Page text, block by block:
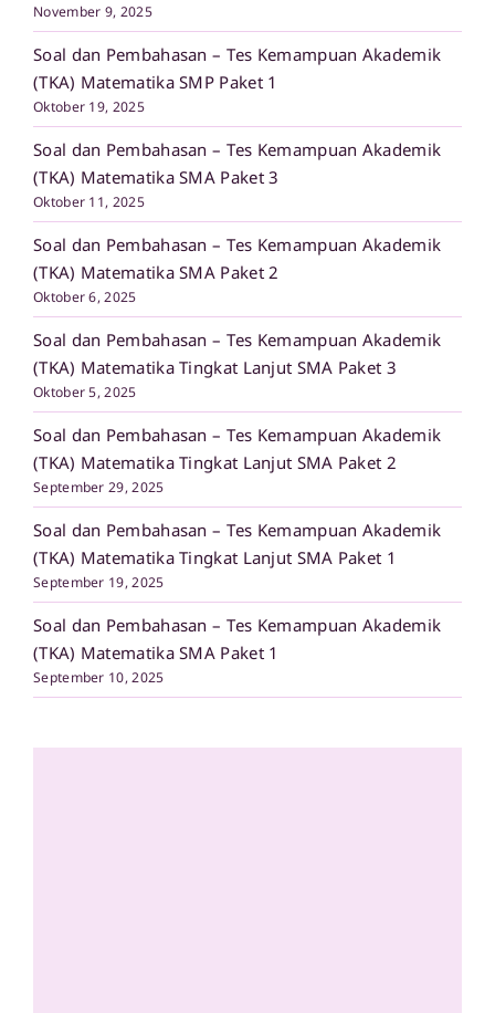
November 9, 2025
Soal dan Pembahasan – Tes Kemampuan Akademik
(TKA) Matematika SMP Paket 1
Oktober 19, 2025
Soal dan Pembahasan – Tes Kemampuan Akademik
(TKA) Matematika SMA Paket 3
Oktober 11, 2025
Soal dan Pembahasan – Tes Kemampuan Akademik
(TKA) Matematika SMA Paket 2
Oktober 6, 2025
Soal dan Pembahasan – Tes Kemampuan Akademik
(TKA) Matematika Tingkat Lanjut SMA Paket 3
Oktober 5, 2025
Soal dan Pembahasan – Tes Kemampuan Akademik
(TKA) Matematika Tingkat Lanjut SMA Paket 2
September 29, 2025
Soal dan Pembahasan – Tes Kemampuan Akademik
(TKA) Matematika Tingkat Lanjut SMA Paket 1
September 19, 2025
Soal dan Pembahasan – Tes Kemampuan Akademik
(TKA) Matematika SMA Paket 1
September 10, 2025